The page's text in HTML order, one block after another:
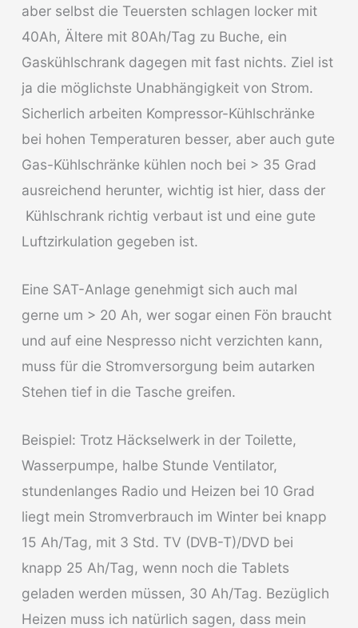
aber selbst die Teuersten schlagen locker mit
40Ah, Ältere mit 80Ah/Tag zu Buche, ein
Gaskühlschrank dagegen mit fast nichts. Ziel ist
ja die möglichste Unabhängigkeit von Strom.
Sicherlich arbeiten Kompressor-Kühlschränke
bei hohen Temperaturen besser, aber auch gute
Gas-Kühlschränke kühlen noch bei > 35 Grad
ausreichend herunter, wichtig ist hier, dass der
Kühlschrank richtig verbaut ist und eine gute
Luftzirkulation gegeben ist.
Eine SAT-Anlage genehmigt sich auch mal
gerne um > 20 Ah, wer sogar einen Fön braucht
und auf eine Nespresso nicht verzichten kann,
muss für die Stromversorgung beim autarken
Stehen tief in die Tasche greifen.
Beispiel: Trotz Häckselwerk in der Toilette,
Wasserpumpe, halbe Stunde Ventilator,
stundenlanges Radio und Heizen bei 10 Grad
liegt mein Stromverbrauch im Winter bei knapp
15 Ah/Tag, mit 3 Std. TV (DVB-T)/DVD bei
knapp 25 Ah/Tag, wenn noch die Tablets
geladen werden müssen, 30 Ah/Tag. Bezüglich
Heizen muss ich natürlich sagen, dass mein